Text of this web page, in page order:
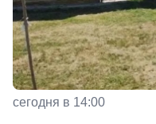
сегодня в 14:00